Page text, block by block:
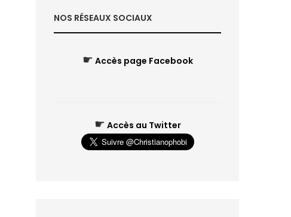
NOS RÉSEAUX SOCIAUX
☛ Accès page Facebook
☛ Accès au Twitter